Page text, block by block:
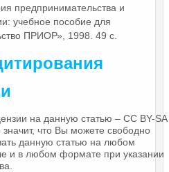
предпринимательства и
учебное пособие для
ПРИОР», 1998. 49 c.
на данную статью – CC BY-SA
что Вы можете свободно
данную статью на любом
и в любом формате при указании